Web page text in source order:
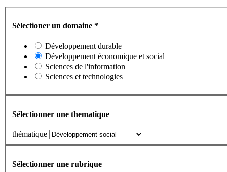
Sélectioner un domaine *
Développement durable
Développement économique et social
Sciences de l'information
Sciences et technologies
Sélectionner une thematique
thématique
Sélectionner une rubrique